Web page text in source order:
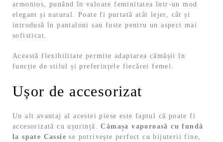
armonios, punând în valoare feminitatea într-un mod
elegant și natural. Poate fi purtată atât lejer, cât și
introdusă în pantaloni sau fuste pentru un aspect mai
sofisticat.
Această flexibilitate permite adaptarea cămășii în
funcție de stilul și preferințele fiecărei femei.
Ușor de accesorizat
Un alt avantaj al acestei piese este faptul că poate fi
accesorizată cu ușurință.Cămașa vaporoasă cu fundă
la spate Cassie se potrivește perfect cu bijuterii fine,